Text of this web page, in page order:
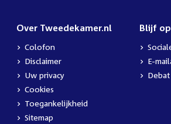
Over Tweedekamer.nl
Colofon
Disclaimer
Uw privacy
Cookies
Toegankelijkheid
Sitemap
Blijf
E-